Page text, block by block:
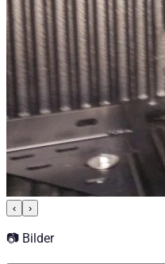
Pick-up Zubehör
Aufbewahrungs- &
‹ ›
📷 Bilder